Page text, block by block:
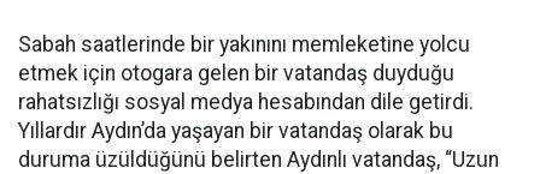
Sabah saatlerinde bir yakınını memleketine yolcu
etmek için otogara gelen bir vatandaş duyduğu
rahatsızlığı sosyal medya hesabından dile getirdi.
Yıllardır Aydın’da yaşayan bir vatandaş olarak bu
duruma üzüldüğünü belirten Aydınlı vatandaş, “Uzun